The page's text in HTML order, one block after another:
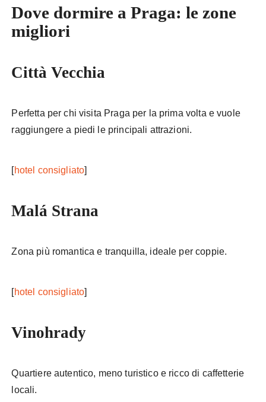
Dove dormire a Praga: le zone
migliori
Città Vecchia
Perfetta per chi visita Praga per la prima volta e vuole
raggiungere a piedi le principali attrazioni.
[hotel consigliato]
Malá Strana
Zona più romantica e tranquilla, ideale per coppie.
[hotel consigliato]
Vinohrady
Quartiere autentico, meno turistico e ricco di caffetterie
locali.